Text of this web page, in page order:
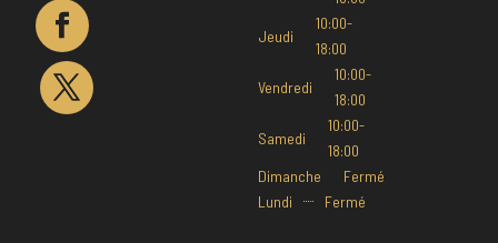
Jeudi
10:00-
18:00
Vendredi
10:00-
18:00
Samedi
10:00-
18:00
Dimanche
Fermé
Lundi
Fermé